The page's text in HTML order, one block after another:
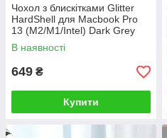
Чохол з блискітками Glitter
HardShell для Macbook Pro
13 (M2/M1/Intel) Dark Grey
В наявності
649 ₴
Купити